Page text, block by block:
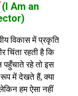
(I Am an
विकास में प्रकृति
चिंता रहती है कि
पहुँचाते रहे तो इस
रूप में देखते हैं, क्या
हम ऐसा नहीं